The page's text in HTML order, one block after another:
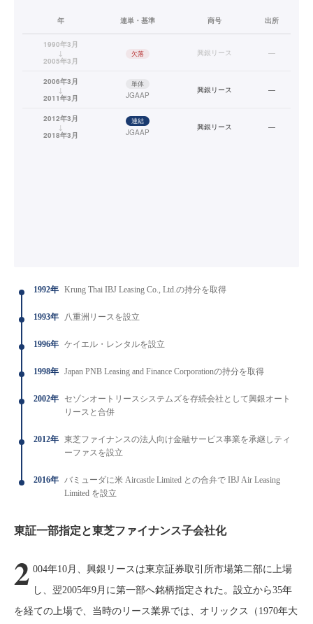
年 連単・基準 商号 出所
1990年3月
↓
2005年3月
欠落 興銀リース —
2006年3月
↓
2011年3月
単体
JGAAP
興銀リース —
2012年3月
↓
2018年3月
連結
JGAAP
興銀リース —
1992年 Krung Thai IBJ Leasing Co., Ltd.の持分を取得
1993年 八重洲リースを設立
1996年 ケイエル・レンタルを設立
1998年 Japan PNB Leasing and Finance Corporationの持分を取得
2002年
セゾンオートリースシステムズを存続会社として興銀オート
リースと合併
2012年 東芝ファイナンスの法人向け金融サービス事業を承継しティ
ーファスを設立
2016年 バミューダに米 Aircastle Limited との合弁で IBJ Air Leasing
Limited を設立
東証一部指定と東芝ファイナンス子会社化
2 004年10月、興銀リースは東京証券取引所市場第二部に上場
し、翌2005年9月に第一部へ銘柄指定された。設立から35年
を経ての上場で、当時のリース業界では、オリックス（1970年大